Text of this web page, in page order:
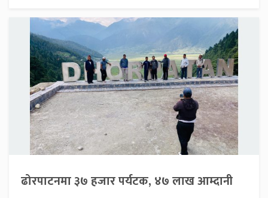
ढोरपाटनमा ३७ हजार पर्यटक, ४७ लाख आम्दानी